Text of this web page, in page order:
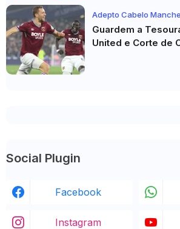
Adepto Cabelo
Guardem a
United e Corte de
Social Plugin
Facebook
Instagram